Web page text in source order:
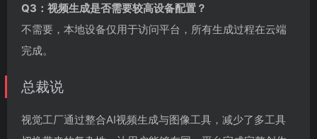
Q3：视频生成是否需要较高设备配置？
不需要，本地设备仅用于访问平台，所有生成过程在云端
完成。
总裁说
视觉工厂通过整合AI视频生成与图像工具，减少了多工具